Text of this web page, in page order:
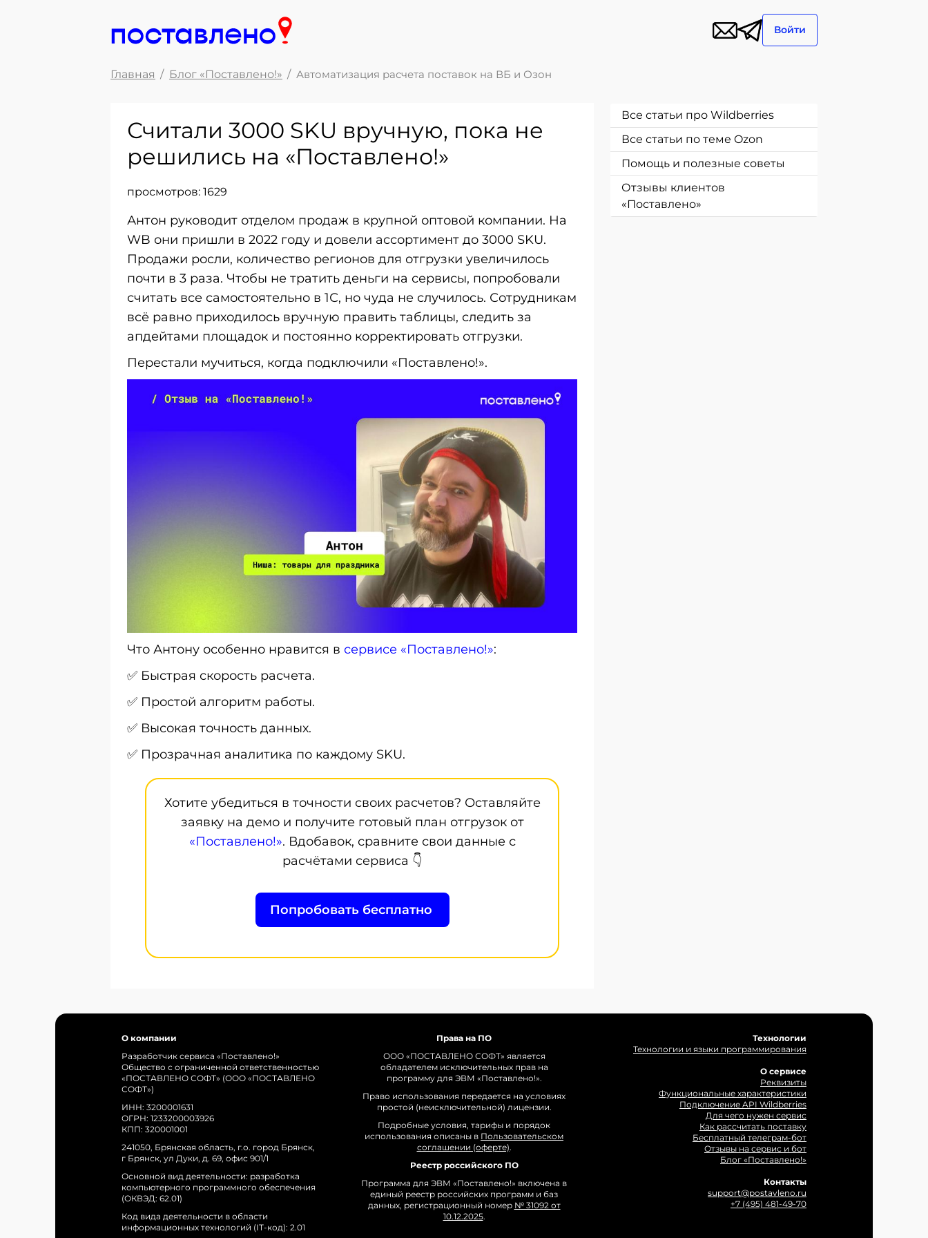
Войти
Главная Блог «Поставлено!» Автоматизация расчета поставок на ВБ и Озон
Считали 3000 SKU вручную, пока не
решились на «Поставлено!»
просмотров: 1629
Антон руководит отделом продаж в крупной оптовой компании. На
WB они пришли в 2022 году и довели ассортимент до 3000 SKU.
Продажи росли, количество регионов для отгрузки увеличилось
почти в 3 раза. Чтобы не тратить деньги на сервисы, попробовали
считать все самостоятельно в 1С, но чуда не случилось. Сотрудникам
всё равно приходилось вручную править таблицы, следить за
апдейтами площадок и постоянно корректировать отгрузки.
Перестали мучиться, когда подключили «Поставлено!».
Что Антону особенно нравится в сервисе «Поставлено!»:
✅ Быстрая скорость расчета.
✅ Простой алгоритм работы.
✅ Высокая точность данных.
✅ Прозрачная аналитика по каждому SKU.
Хотите убедиться в точности своих расчетов? Оставляйте
заявку на демо и получите готовый план отгрузок от
«Поставлено!». Вдобавок, сравните свои данные с
расчётами сервиса 👇
Попробовать бесплатно
Все статьи про Wildberries
Все статьи по теме Ozon
Помощь и полезные советы
Отзывы клиентов
«Поставлено»
О компании
Разработчик сервиса «Поставлено!»
Общество с ограниченной ответственностью
«ПОСТАВЛЕНО СОФТ» (ООО «ПОСТАВЛЕНО
СОФТ»)
ИНН: 3200001631
ОГРН: 1233200003926
КПП: 320001001
241050, Брянская область, г.о. город Брянск,
г Брянск, ул Дуки, д. 69, офис 901/1
Основной вид деятельности: разработка
компьютерного программного обеспечения
(ОКВЭД: 62.01)
Код вида деятельности в области
информационных технологий (IT-код): 2.01
Права на ПО
ООО «ПОСТАВЛЕНО СОФТ» является
обладателем исключительных прав на
программу для ЭВМ «Поставлено!».
Право использования передается на условиях
простой (неисключительной) лицензии.
Подробные условия, тарифы и порядок
использования описаны в Пользовательском
соглашении (оферте).
Реестр российского ПО
Программа для ЭВМ «Поставлено!» включена в
единый реестр российских программ и баз
данных, регистрационный номер № 31092 от
10.12.2025.
Технологии
Технологии и языки программирования
О сервисе
Реквизиты
Функциональные характеристики
Подключение API Wildberries
Для чего нужен сервис
Как рассчитать поставку
Бесплатный телеграм-бот
Отзывы на сервис и бот
Блог «Поставлено!»
Контакты
support@postavleno.ru
+7 (495) 481-49-70